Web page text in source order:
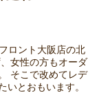
ロント大阪店の北
女性の方もオーダ
そこで改めてレデ
いとおもいます。